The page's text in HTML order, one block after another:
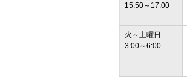
15:50～17:00
火～土曜日
3:00～6:00